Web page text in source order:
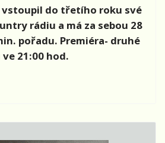
vstoupil do třetího roku své
rádiu a má za sebou 28
pořadu. Premiéra- druhé
21:00 hod.